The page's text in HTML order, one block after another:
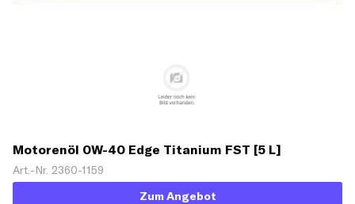
Motorenöl 0W-40 Edge Titanium FST [5 L]
Art.-Nr. 2360-1159
Zum Angebot